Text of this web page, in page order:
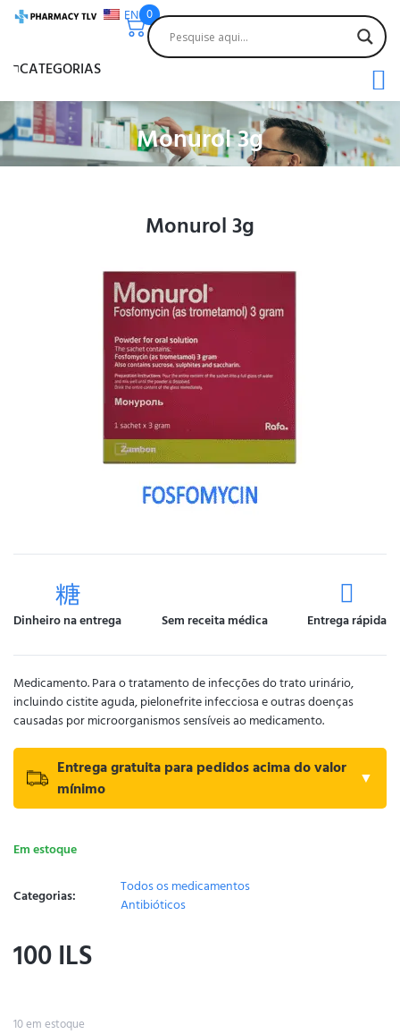
EN 0
CATEGORIAS
Monurol 3g
Monurol 3g
Dinheiro na entrega Sem receita médica Entrega rápida
Medicamento. Para o tratamento de infecções do trato urinário,
incluindo cistite aguda, pielonefrite infecciosa e outras doenças
causadas por microorganismos sensíveis ao medicamento.
Entrega gratuita para pedidos acima do valor
mínimo
▼
Em estoque
Categorias:
Todos os medicamentos
Antibióticos
100ILS
10 em estoque